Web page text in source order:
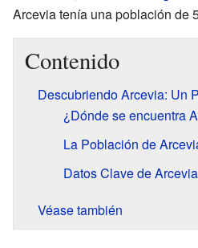
Arcevia tenía una población de
Contenido
Descubriendo Arcevia: Un
¿Dónde se encuentra
La Población de
Datos Clave de Arcevia
Véase también